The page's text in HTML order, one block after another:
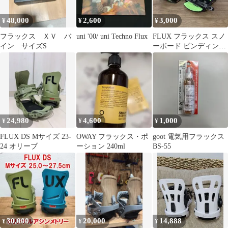
¥48,000
フラックス ＸＶ バ
イン サイズS
¥2,600
uni '00/ uni Techno Flux
¥3,000
FLUX フラックス スノ
ーボード ビンディング
Lサイズ グリーン×ブラ
¥ 24,980
FLUX DS Mサイズ 23-
24 オリーブ
¥4,600
OWAY フラックス・ポ
ーション 240ml
¥ 1,000
goot 電気用フラックス
BS-55
¥30,000 ¥ 20,000 ¥ 14,888